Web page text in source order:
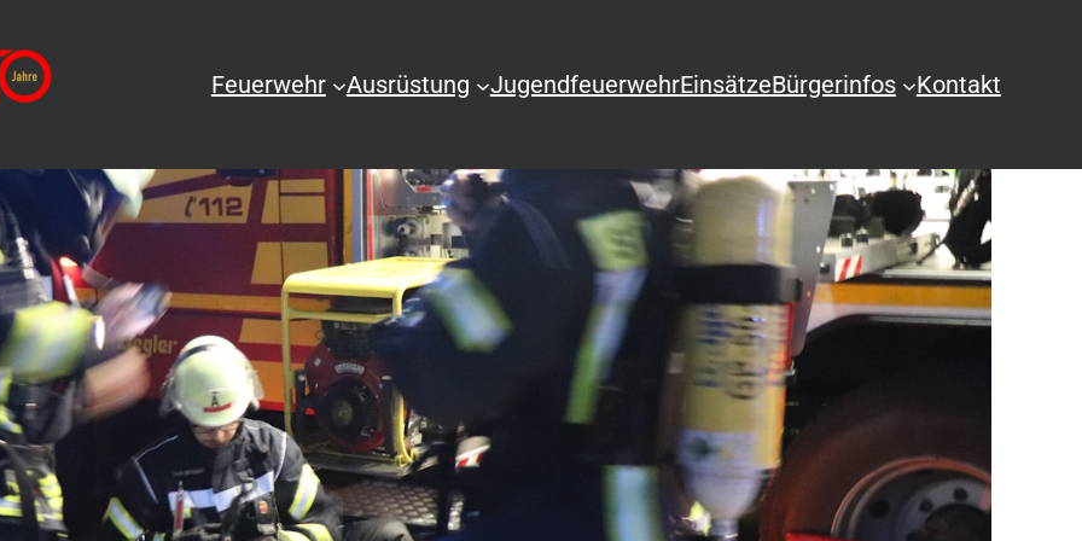
Feuerwehr Ausrüstung JugendfeuerwehrEinsätzeBürgerinfos Kontakt